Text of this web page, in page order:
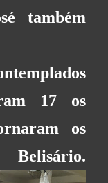
também
17 os
os